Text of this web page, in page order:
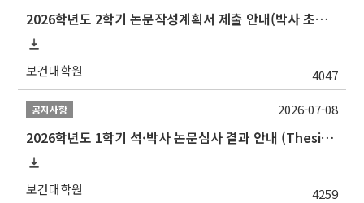
2026학년도 2학기 논문작성계획서 제출 안내(박사 초심 일정 포함)_Thesis Proposal
보건대학원 4047
공지사항
2026학년도 1학기 석·박사 논문심사 결과 안내 (Thesis Defense Result)
보건대학원 4259
2026-07-08